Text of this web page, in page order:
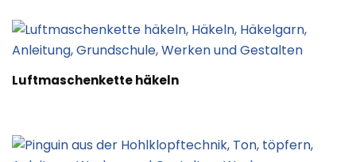
Luftmaschenkette häkeln